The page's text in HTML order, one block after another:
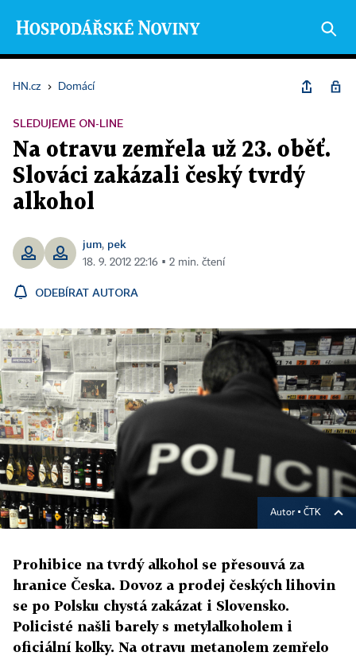
HN.cz › Domácí
SLEDUJEME ON-LINE
Na otravu zemřela už 23. oběť.
Slováci zakázali český tvrdý
alkohol
jum, pek
18. 9. 2012 22:16 ▪ 2 min. čtení
ODEBÍRAT AUTORA
Autor ▪ ČTK
Prohibice na tvrdý alkohol se přesouvá za
hranice Česka. Dovoz a prodej českých lihovin
se po Polsku chystá zakázat i Slovensko.
Policisté našli barely s metylalkoholem i
oficiální kolky. Na otravu metanolem zemřelo